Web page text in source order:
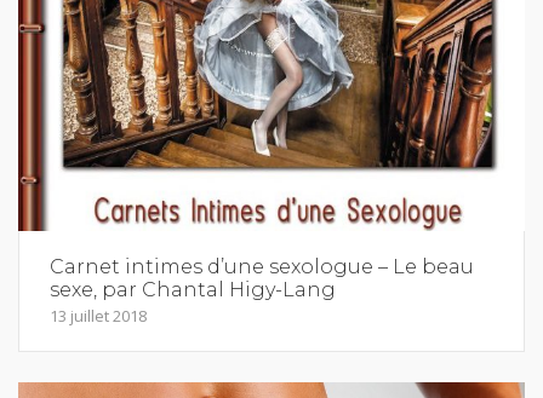
Carnet intimes d’une sexologue – Le beau
sexe, par Chantal Higy-Lang
13 juillet 2018